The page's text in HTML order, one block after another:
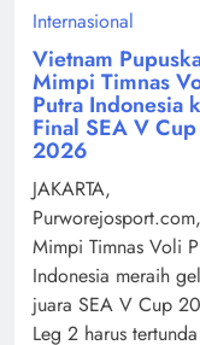
Internasional
Vietnam
Mimpi Timnas
Putra Indonesia
Final SEA V Cup
2026
JAKARTA,
Purworejosport.com,
Mimpi Timnas Voli
Indonesia meraih
juara SEA V Cup
Leg 2 harus tertunda